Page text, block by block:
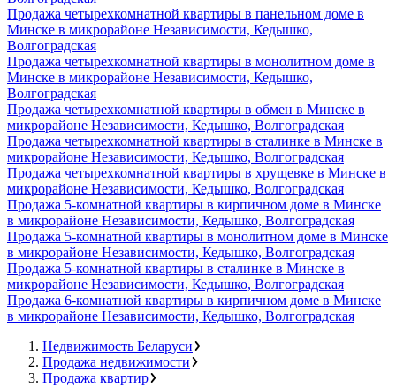
Продажа четырехкомнатной квартиры в панельном доме в
Минске в микрорайоне Независимости, Кедышко,
Волгоградская
Продажа четырехкомнатной квартиры в монолитном доме в
Минске в микрорайоне Независимости, Кедышко,
Волгоградская
Продажа четырехкомнатной квартиры в обмен в Минске в
микрорайоне Независимости, Кедышко, Волгоградская
Продажа четырехкомнатной квартиры в сталинке в Минске в
микрорайоне Независимости, Кедышко, Волгоградская
Продажа четырехкомнатной квартиры в хрущевке в Минске в
микрорайоне Независимости, Кедышко, Волгоградская
Продажа 5-комнатной квартиры в кирпичном доме в Минске
в микрорайоне Независимости, Кедышко, Волгоградская
Продажа 5-комнатной квартиры в монолитном доме в Минске
в микрорайоне Независимости, Кедышко, Волгоградская
Продажа 5-комнатной квартиры в сталинке в Минске в
микрорайоне Независимости, Кедышко, Волгоградская
Продажа 6-комнатной квартиры в кирпичном доме в Минске
в микрорайоне Независимости, Кедышко, Волгоградская
Недвижимость Беларуси
Продажа недвижимости
Продажа квартир